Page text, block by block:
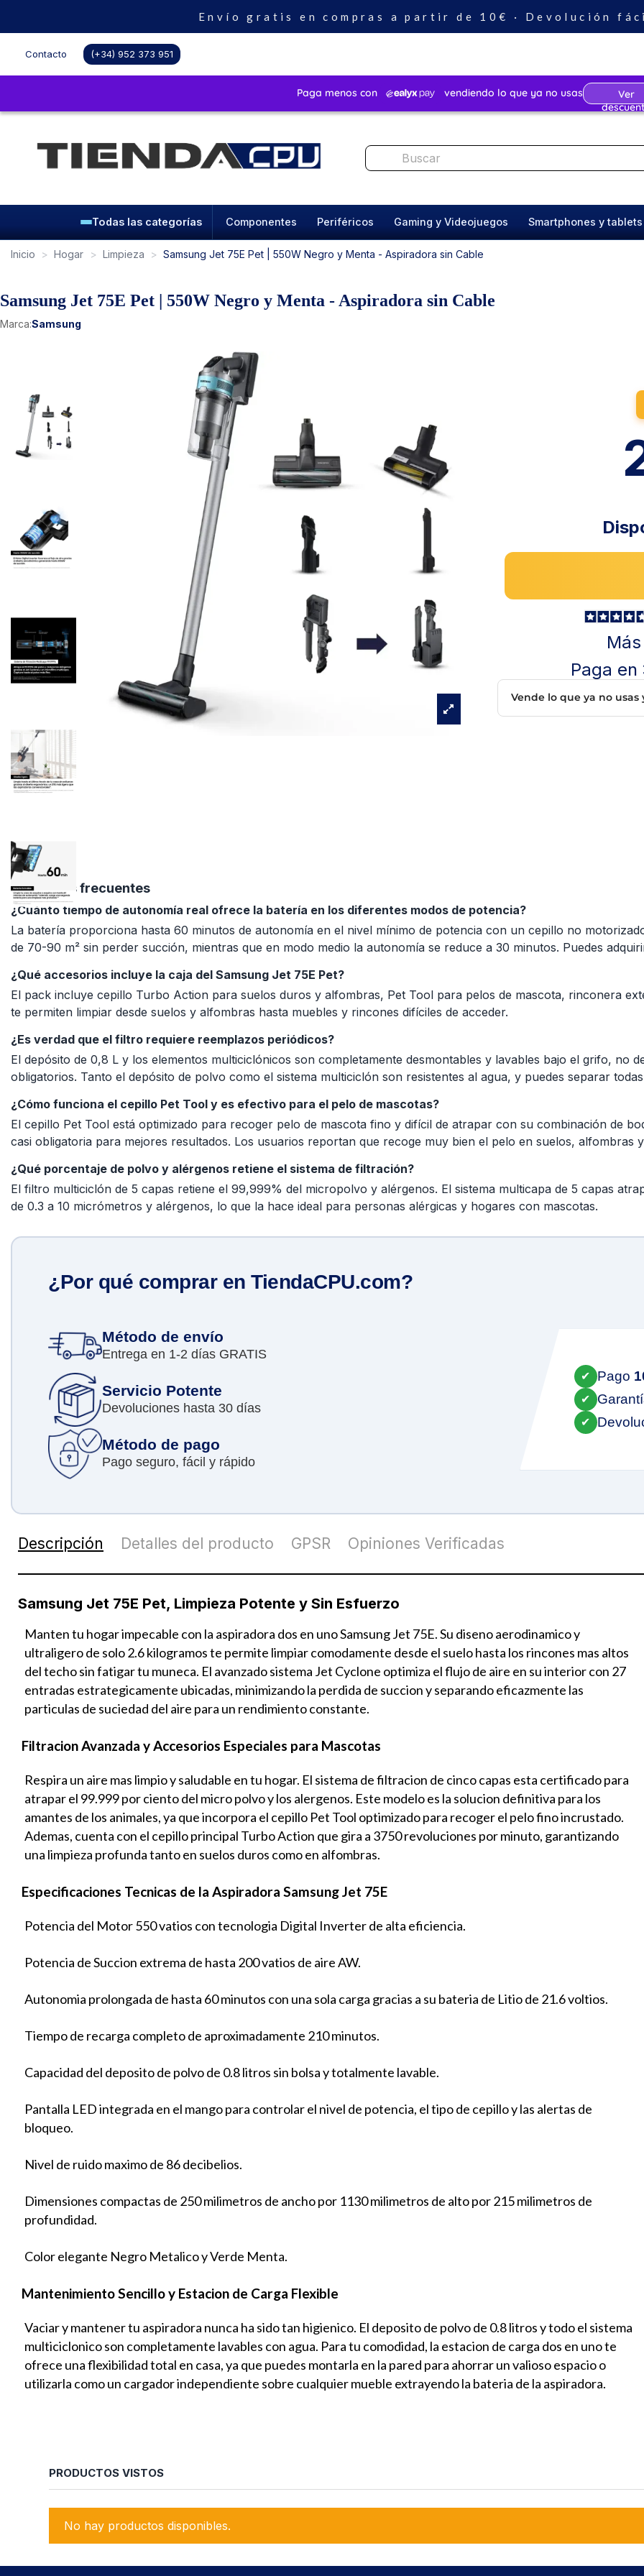
Envío gratis en compras a partir de 10€ · Devolución
Contacto (+34) 952 373 951
Todas las categorías Componentes Periféricos Gaming y Videojuegos Smartphones y tablets
Inicio Hogar Limpieza Samsung Jet 75E Pet | 550W Negro y Menta - Aspiradora sin Cable
Samsung Jet 75E Pet | 550W Negro y Menta - Aspiradora sin Cable
Marca:Samsung
Paga en
Preguntas frecuentes
¿Cuánto tiempo de autonomía real ofrece la batería en los diferentes modos de potencia?
La batería proporciona hasta 60 minutos de autonomía en el nivel mínimo de potencia con un cepillo no
de 70-90 m² sin perder succión, mientras que en modo medio la autonomía se reduce a 30 minutos. Puedes
¿Qué accesorios incluye la caja del Samsung Jet 75E Pet?
El pack incluye cepillo Turbo Action para suelos duros y alfombras, Pet Tool para pelos de mascota, rinconera
te permiten limpiar desde suelos y alfombras hasta muebles y rincones difíciles de acceder.
¿Es verdad que el filtro requiere reemplazos periódicos?
El depósito de 0,8 L y los elementos multiciclónicos son completamente desmontables y lavables bajo el grifo, no
obligatorios. Tanto el depósito de polvo como el sistema multiciclón son resistentes al agua, y puedes separar
¿Cómo funciona el cepillo Pet Tool y es efectivo para el pelo de mascotas?
El cepillo Pet Tool está optimizado para recoger pelo de mascota fino y difícil de atrapar con su combinación de
casi obligatoria para mejores resultados. Los usuarios reportan que recoge muy bien el pelo en suelos, alfombras
¿Qué porcentaje de polvo y alérgenos retiene el sistema de filtración?
El filtro multiciclón de 5 capas retiene el 99,999% del micropolvo y alérgenos. El sistema multicapa de 5 capas
de 0.3 a 10 micrómetros y alérgenos, lo que la hace ideal para personas alérgicas y hogares con mascotas.
¿Por qué comprar en TiendaCPU.com?
Método de envío
Entrega en 1-2 días GRATIS
Servicio Potente
Devoluciones hasta 30 días
Método de pago
Pago seguro, fácil y rápido
✔ Pago
✔
✔
Descripción Detalles del producto GPSR Opiniones Verificadas
Samsung Jet 75E Pet, Limpieza Potente y Sin Esfuerzo
Manten tu hogar impecable con la aspiradora dos en uno Samsung Jet 75E. Su diseno aerodinamico y
ultraligero de solo 2.6 kilogramos te permite limpiar comodamente desde el suelo hasta los rincones mas altos
del techo sin fatigar tu muneca. El avanzado sistema Jet Cyclone optimiza el flujo de aire en su interior con 27
entradas estrategicamente ubicadas, minimizando la perdida de succion y separando eficazmente las
particulas de suciedad del aire para un rendimiento constante.
Filtracion Avanzada y Accesorios Especiales para Mascotas
Respira un aire mas limpio y saludable en tu hogar. El sistema de filtracion de cinco capas esta certificado para
atrapar el 99.999 por ciento del micro polvo y los alergenos. Este modelo es la solucion definitiva para los
amantes de los animales, ya que incorpora el cepillo Pet Tool optimizado para recoger el pelo fino incrustado.
Ademas, cuenta con el cepillo principal Turbo Action que gira a 3750 revoluciones por minuto, garantizando
una limpieza profunda tanto en suelos duros como en alfombras.
Especificaciones Tecnicas de la Aspiradora Samsung Jet 75E
Potencia del Motor 550 vatios con tecnologia Digital Inverter de alta eficiencia.
Potencia de Succion extrema de hasta 200 vatios de aire AW.
Autonomia prolongada de hasta 60 minutos con una sola carga gracias a su bateria de Litio de 21.6 voltios.
Tiempo de recarga completo de aproximadamente 210 minutos.
Capacidad del deposito de polvo de 0.8 litros sin bolsa y totalmente lavable.
Pantalla LED integrada en el mango para controlar el nivel de potencia, el tipo de cepillo y las alertas de
bloqueo.
Nivel de ruido maximo de 86 decibelios.
Dimensiones compactas de 250 milimetros de ancho por 1130 milimetros de alto por 215 milimetros de
profundidad.
Color elegante Negro Metalico y Verde Menta.
Mantenimiento Sencillo y Estacion de Carga Flexible
Vaciar y mantener tu aspiradora nunca ha sido tan higienico. El deposito de polvo de 0.8 litros y todo el sistema
multiciclonico son completamente lavables con agua. Para tu comodidad, la estacion de carga dos en uno te
ofrece una flexibilidad total en casa, ya que puedes montarla en la pared para ahorrar un valioso espacio o
utilizarla como un cargador independiente sobre cualquier mueble extrayendo la bateria de la aspiradora.
Ver todas las reseñas de este sitio
3estrellas 0
PRODUCTOS VISTOS
No hay productos disponibles.